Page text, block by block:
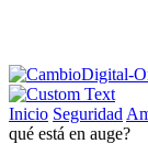
Inicio Seguridad
qué está en auge?